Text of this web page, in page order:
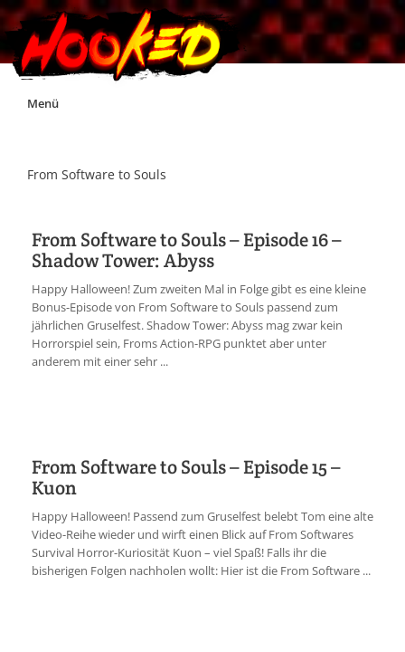
Skip
Menü
Impressum
Jobs
Discord
From Software to Souls
From Software to Souls – Episode 16 –
Shadow Tower: Abyss
Happy Halloween! Zum zweiten Mal in Folge gibt es eine kleine
Bonus-Episode von From Software to Souls passend zum
jährlichen Gruselfest. Shadow Tower: Abyss mag zwar kein
Horrorspiel sein, Froms Action-RPG punktet aber unter
anderem mit einer sehr ...
From Software to Souls – Episode 15 –
Kuon
Happy Halloween! Passend zum Gruselfest belebt Tom eine alte
Video-Reihe wieder und wirft einen Blick auf From Softwares
Survival Horror-Kuriosität Kuon – viel Spaß! Falls ihr die
bisherigen Folgen nachholen wollt: Hier ist die From Software ...